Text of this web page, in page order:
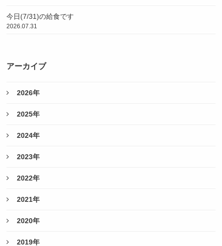
今日(7/31)の給食です
2026.07.31
アーカイブ
2026年
2025年
2024年
2023年
2022年
2021年
2020年
2019年